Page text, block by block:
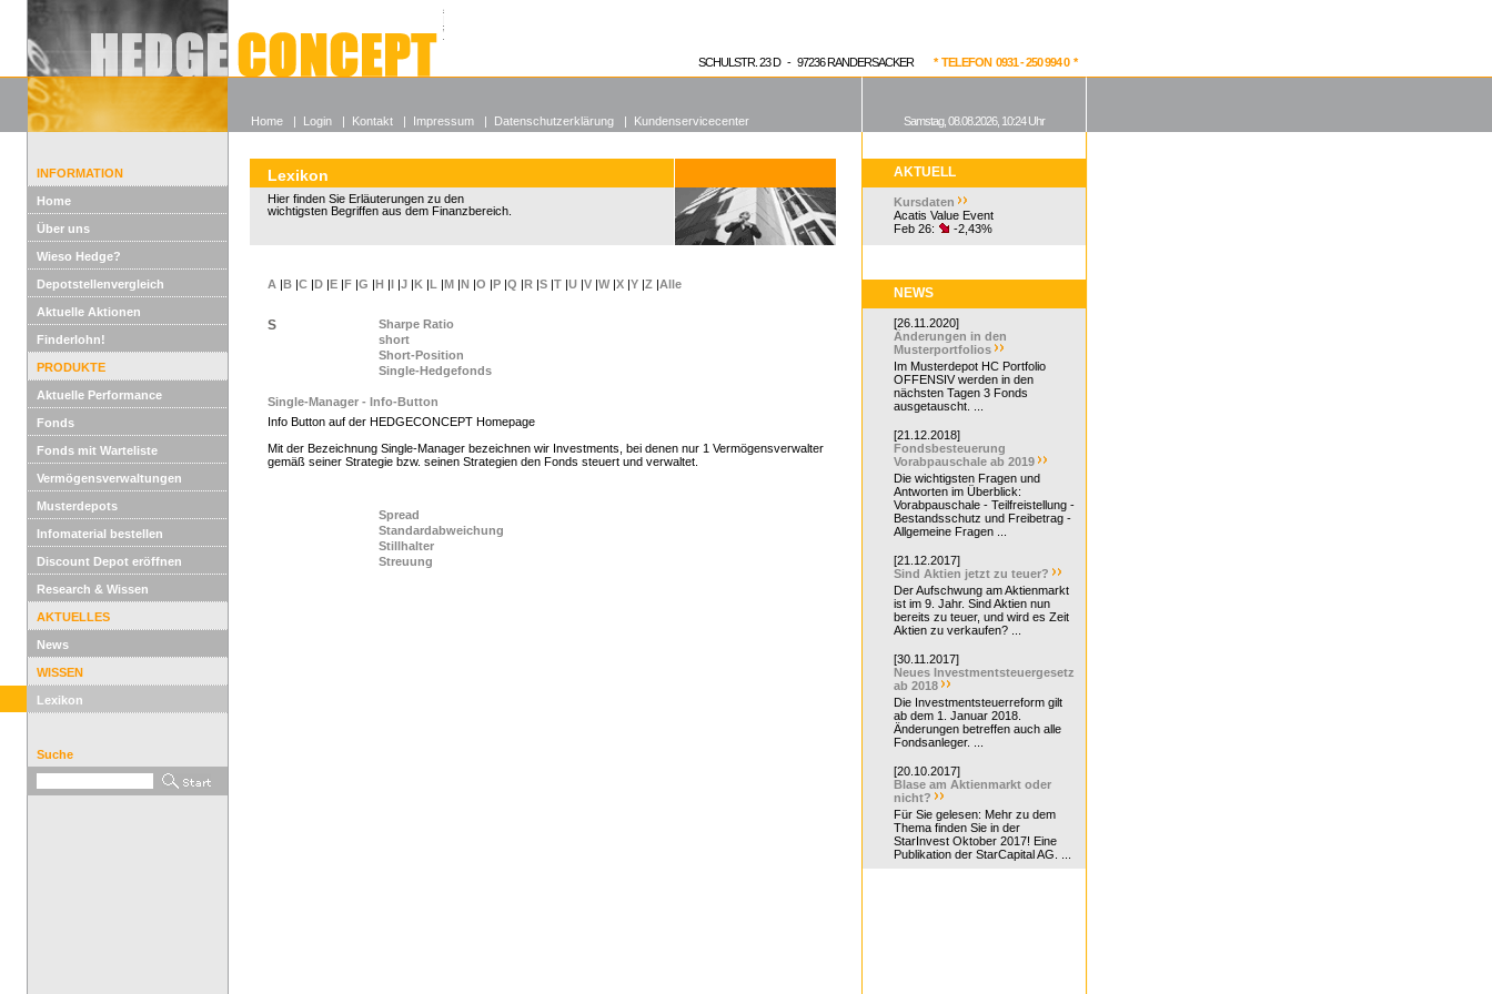
Alle offenen Fonds
Wieso Hedgefonds?
SCHULSTR. 23 D - 97236 RANDERSACKER * TELEFON 0931 - 250 994 0 *
INFORMATION
Home
Über uns
Wieso Hedge?
Depotstellenvergleich
Aktuelle Aktionen
Finderlohn!
PRODUKTE
Aktuelle Performance
Fonds
Fonds mit Warteliste
Vermögensverwaltungen
Musterdepots
Infomaterial bestellen
Discount Depot eröffnen
Research & Wissen
AKTUELLES
News
WISSEN
Lexikon
Suche
Lexikon
Hier finden Sie Erläuterungen zu den
wichtigsten Begriffen aus dem Finanzbereich.
A |B |C |D |E |F |G |H |I |J |K |L |M |N |O |P |Q |R |S |T |U |V |W |X |Y |Z |Alle
S
Sharpe Ratio
short
Short-Position
Single-Hedgefonds
Single-Manager - Info-Button
Info Button auf der HEDGECONCEPT Homepage
Mit der Bezeichnung Single-Manager bezeichnen wir Investments, bei denen nur 1 Vermögensverwalter
gemäß seiner Strategie bzw. seinen Strategien den Fonds steuert und verwaltet.
Spread
Standardabweichung
Stillhalter
Streuung
AKTUELL
Kursdaten
Acatis Value Event
Feb 26:
-2,43%
NEWS
[26.11.2020]
Änderungen in den
Musterportfolios
Im Musterdepot HC Portfolio
OFFENSIV werden in den
nächsten Tagen 3 Fonds
ausgetauscht. ...
[21.12.2018]
Fondsbesteuerung
Vorabpauschale ab 2019
Die wichtigsten Fragen und
Antworten im Überblick:
Vorabpauschale - Teilfreistellung -
Bestandsschutz und Freibetrag -
Allgemeine Fragen ...
[21.12.2017]
Sind Aktien jetzt zu teuer?
Der Aufschwung am Aktienmarkt
ist im 9. Jahr. Sind Aktien nun
bereits zu teuer, und wird es Zeit
Aktien zu verkaufen? ...
[30.11.2017]
Neues Investmentsteuergesetz
ab 2018
Die Investmentsteuerreform gilt
ab dem 1. Januar 2018.
Änderungen betreffen auch alle
Fondsanleger. ...
[20.10.2017]
Blase am Aktienmarkt oder
nicht?
Für Sie gelesen: Mehr zu dem
Thema finden Sie in der
StarInvest Oktober 2017! Eine
Publikation der StarCapital AG. ...
Home | Login | Kontakt | Impressum | Datenschutzerklärung | Kundenservicecenter Samstag, 08.08.2026, 10:24 Uhr